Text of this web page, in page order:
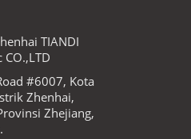
TIANDI
#6007, Kota
Zhenhai,
Zhejiang,